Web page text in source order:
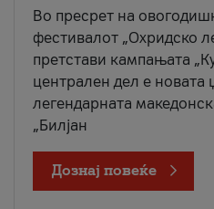
Во пресрет на
фестивалот „Охридско
претстави кампањата
централен дел е новата
легендарната
„Билјан
Дознај повеќе